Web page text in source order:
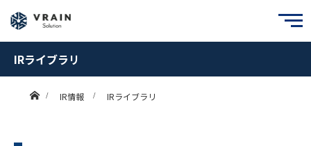
IRライブラリ
ホームIR情報 IRライブラリ